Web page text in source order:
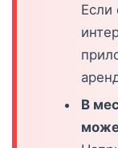
Если
В